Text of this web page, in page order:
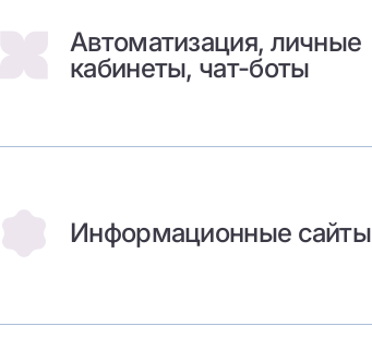
Автоматизация, личные
кабинеты, чат-боты
Информационные сайты